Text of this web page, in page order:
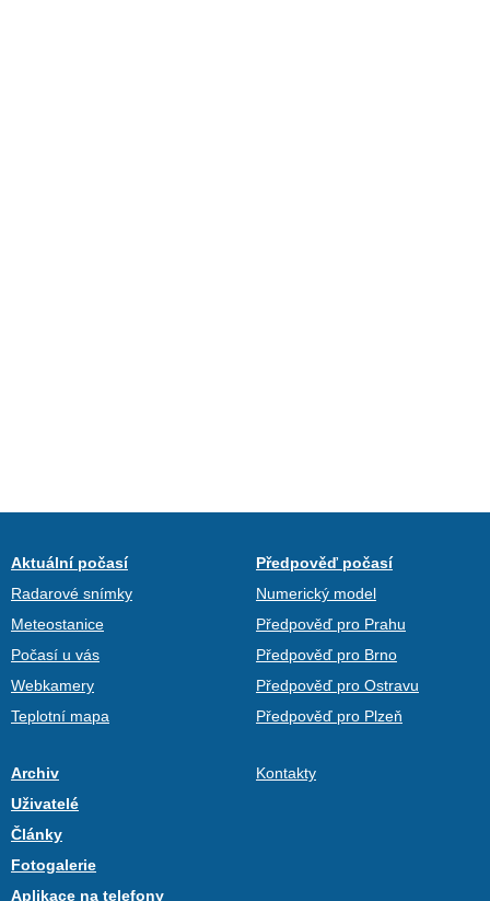
Aktuální počasí
Radarové snímky
Meteostanice
Počasí u vás
Webkamery
Teplotní mapa
Předpověď počasí
Numerický model
Předpověď pro Prahu
Předpověď pro Brno
Předpověď pro Ostravu
Předpověď pro Plzeň
Archiv
Uživatelé
Články
Fotogalerie
Aplikace na telefony
Kontakty